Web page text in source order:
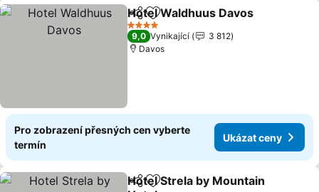
SdíletPřidat na seznam oblíbených
Hotel Waldhuus Davos
4 Počet hvězdiček
9,0 Vynikající
3 812
Davos
Pro zobrazení přesných cen vyberte
termín
Ukázat ceny
SdíletPřidat na seznam oblíbených
Hotel Strela by Mountain